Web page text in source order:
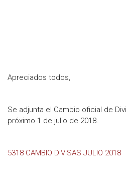
Apreciados todos,
Se adjunta el Cambio oficial de
próximo 1 de julio de 2018.
5318 CAMBIO DIVISAS JULIO 2018